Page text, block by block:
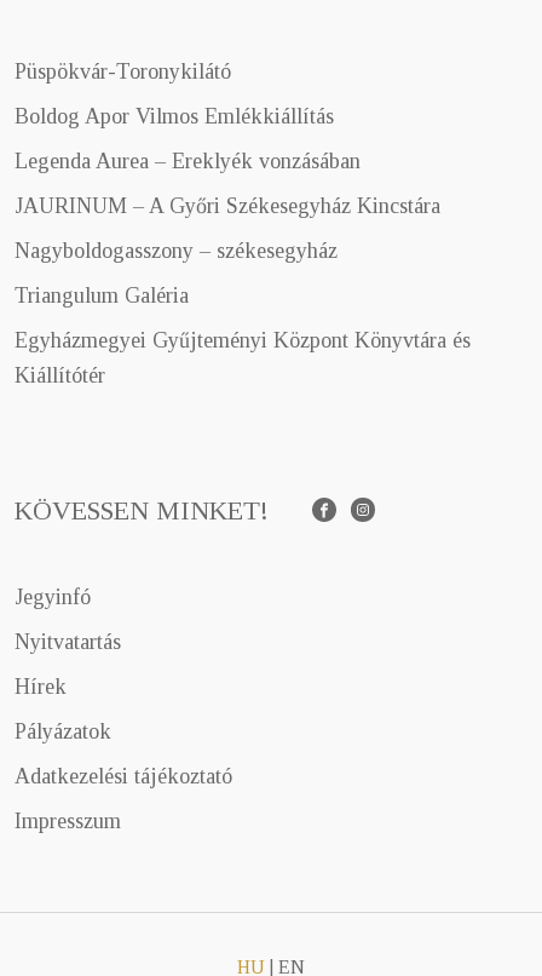
Püspökvár-Toronykilátó
Boldog Apor Vilmos Emlékkiállítás
Legenda Aurea – Ereklyék vonzásában
JAURINUM – A Győri Székesegyház Kincstára
Nagyboldogasszony – székesegyház
Triangulum Galéria
Egyházmegyei Gyűjteményi Központ Könyvtára és
Kiállítótér
KÖVESSEN MINKET! FacebookInstagram
Jegyinfó
Nyitvatartás
Hírek
Pályázatok
Adatkezelési tájékoztató
Impresszum
HU EN